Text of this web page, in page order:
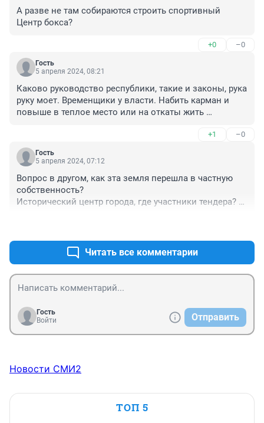
А разве не там собираются строить спортивный
Центр бокса?
+0 –0
Гость
5 апреля 2024, 08:21
Каково руководство республики, такие и законы, рука
руку моет. Временщики у власти. Набить карман и
повыше в теплое место или на откаты жить
+1 –0
Гость
5 апреля 2024, 07:12
Вопрос в другом, как зта земля перешла в частную
собственность?
Исторический центр города, где участники тендера?
Читать все комментарии
Гость
Войти
Отправить
Новости СМИ2
ТОП 5